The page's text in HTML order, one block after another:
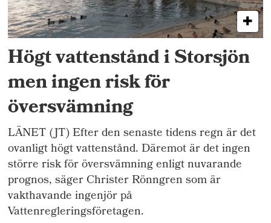
Högt vattenstånd i Storsjön
men ingen risk för
översvämning
LÄNET (JT) Efter den senaste tidens regn är det
ovanligt högt vattenstånd. Däremot är det ingen
större risk för översvämning enligt nuvarande
prognos, säger Christer Rönngren som är
vakthavande ingenjör på
Vattenregleringsföretagen.